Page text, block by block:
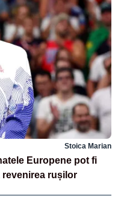
Stoica Marian
Europene pot fi
revenirea rușilor